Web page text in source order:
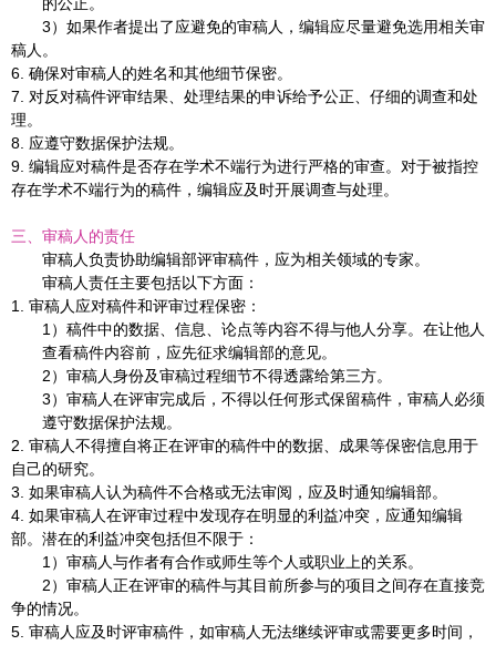
3）如果作者提出了应避免的审稿人，编辑应尽量避免选用相关审
稿人。
6. 确保对审稿人的姓名和其他细节保密。
7. 对反对稿件评审结果、处理结果的申诉给予公正、仔细的调查和处
理。
8. 应遵守数据保护法规。
9. 编辑应对稿件是否存在学术不端行为进行严格的审查。对于被指控
存在学术不端行为的稿件，编辑应及时开展调查与处理。
三、审稿人的责任
审稿人负责协助编辑部评审稿件，应为相关领域的专家。
审稿人责任主要包括以下方面：
1. 审稿人应对稿件和评审过程保密：
1 ）稿件中的数据、信息、论点等内容不得与他人分享。在让他人
查看稿件内容前，应先征求编辑部的意见。
2）审稿人身份及审稿过程细节不得透露给第三方。
3）审稿人在评审完成后，不得以任何形式保留稿件，审稿人必须
遵守数据保护法规。
2. 审稿人不得擅自将正在评审的稿件中的数据、成果等保密信息用于
自己的研究。
3. 如果审稿人认为稿件不合格或无法审阅，应及时通知编辑部。
4. 如果审稿人在评审过程中发现存在明显的利益冲突，应通知编辑
部。潜在的利益冲突包括但不限于：
1 ）审稿人与作者有合作或师生等个人或职业上的关系。
2）审稿人正在评审的稿件与其目前所参与的项目之间存在直接竞
争的情况。
5. 审稿人应及时评审稿件，如审稿人无法继续评审或需要更多时间，